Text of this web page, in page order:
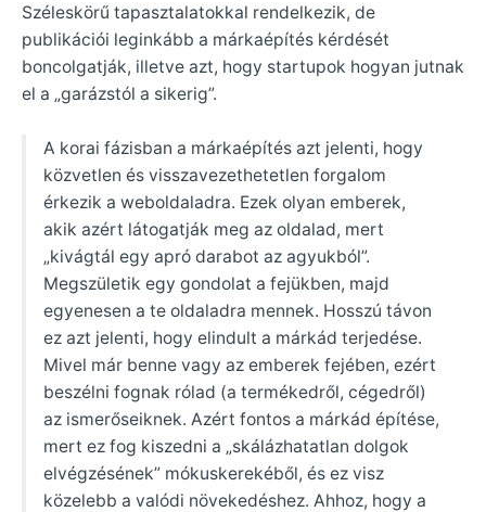
Széleskörű tapasztalatokkal rendelkezik, de
publikációi leginkább a márkaépítés kérdését
boncolgatják, illetve azt, hogy startupok hogyan jutnak
el a „garázstól a sikerig”.
A korai fázisban a márkaépítés azt jelenti, hogy
közvetlen és visszavezethetetlen forgalom
érkezik a weboldaladra. Ezek olyan emberek,
akik azért látogatják meg az oldalad, mert
„kivágtál egy apró darabot az agyukból”.
Megszületik egy gondolat a fejükben, majd
egyenesen a te oldaladra mennek. Hosszú távon
ez azt jelenti, hogy elindult a márkád terjedése.
Mivel már benne vagy az emberek fejében, ezért
beszélni fognak rólad (a termékedről, cégedről)
az ismerőseiknek. Azért fontos a márkád építése,
mert ez fog kiszedni a „skálázhatatlan dolgok
elvégzésének” mókuskerekéből, és ez visz
közelebb a valódi növekedéshez. Ahhoz, hogy a